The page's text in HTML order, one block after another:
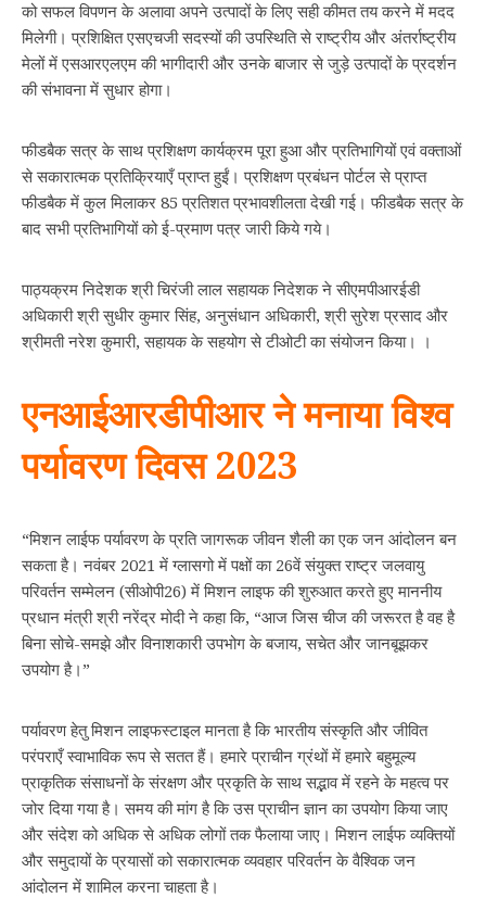
को सफल विपणन के अलावा अपने उत्पादों के लिए सही कीमत तय करने में मदद
मिलेगी। प्रशिक्षित एसएचजी सदस्यों की उपस्थिति से राष्ट्रीय और अंतर्राष्ट्रीय
मेलों में एसआरएलएम की भागीदारी और उनके बाजार से जुड़े उत्पादों के प्रदर्शन
की संभावना में सुधार होगा।
फीडबैक सत्र के साथ प्रशिक्षण कार्यक्रम पूरा हुआ और प्रतिभागियों एवं वक्ताओं
से सकारात्मक प्रतिक्रियाएँ प्राप्त हुईं। प्रशिक्षण प्रबंधन पोर्टल से प्राप्त
फीडबैक में कुल मिलाकर 85 प्रतिशत प्रभावशीलता देखी गई। फीडबैक सत्र के
बाद सभी प्रतिभागियों को ई-प्रमाण पत्र जारी किये गये।
पाठ्यक्रम निदेशक श्री चिरंजी लाल सहायक निदेशक ने सीएमपीआरईडी
अधिकारी श्री सुधीर कुमार सिंह, अनुसंधान अधिकारी, श्री सुरेश प्रसाद और
श्रीमती नरेश कुमारी, सहायक के सहयोग से टीओटी का संयोजन किया। ।
एनआईआरडीपीआर ने मनाया विश्व
पर्यावरण दिवस 2023
“मिशन लाईफ पर्यावरण के प्रति जागरूक जीवन शैली का एक जन आंदोलन बन
सकता है। नवंबर 2021 में ग्लासगो में पक्षों का 26वें संयुक्त राष्ट्र जलवायु
परिवर्तन सम्मेलन (सीओपी26) में मिशन लाइफ की शुरुआत करते हुए माननीय
प्रधान मंत्री श्री नरेंद्र मोदी ने कहा कि, “आज जिस चीज की जरूरत है वह है
बिना सोचे-समझे और विनाशकारी उपभोग के बजाय, सचेत और जानबूझकर
उपयोग है।”
पर्यावरण हेतु मिशन लाइफस्टाइल मानता है कि भारतीय संस्कृति और जीवित
परंपराएँ स्वाभाविक रूप से सतत हैं। हमारे प्राचीन ग्रंथों में हमारे बहुमूल्य
प्राकृतिक संसाधनों के संरक्षण और प्रकृति के साथ सद्भाव में रहने के महत्व पर
जोर दिया गया है। समय की मांग है कि उस प्राचीन ज्ञान का उपयोग किया जाए
और संदेश को अधिक से अधिक लोगों तक फैलाया जाए। मिशन लाईफ व्यक्तियों
और समुदायों के प्रयासों को सकारात्मक व्यवहार परिवर्तन के वैश्विक जन
आंदोलन में शामिल करना चाहता है।